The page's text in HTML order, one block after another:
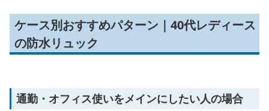
ケース別おすすめパターン｜40代レディース
の防水リュック
通勤・オフィス使いをメインにしたい人の場合